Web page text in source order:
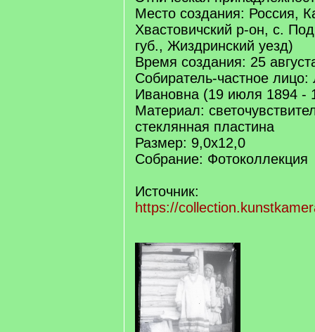
Место создания: Россия,
Хвастовичский р-он, с.
губ., Жиздринский уезд)
Время создания: 25
Собиратель-частное
Ивановна (19 июля 1894 -
Материал:
стеклянная пластина
Размер: 9,0х12,0
Собрание: Фотоколлекция
Источник:
https://